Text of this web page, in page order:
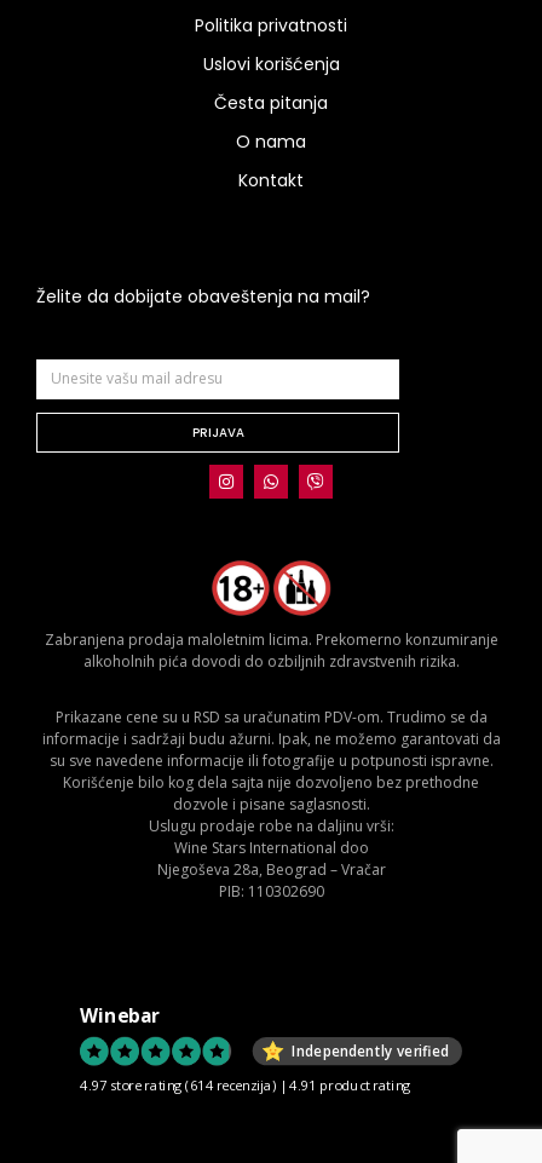
Politika privatnosti
Uslovi korišćenja
Česta pitanja
O nama
Kontakt
Želite da dobijate obaveštenja na mail?
PRIJAVA
Zabranjena prodaja maloletnim licima. Prekomerno konzumiranje
alkoholnih pića dovodi do ozbiljnih zdravstvenih rizika.
Prikazane cene su u RSD sa uračunatim PDV-om. Trudimo se da
informacije i sadržaji budu ažurni. Ipak, ne možemo garantovati da
su sve navedene informacije ili fotografije u potpunosti ispravne.
Korišćenje bilo kog dela sajta nije dozvoljeno bez prethodne
dozvole i pisane saglasnosti.
Uslugu prodaje robe na daljinu vrši:
Wine Stars International doo
Njegoševa 28a, Beograd – Vračar
PIB: 110302690
Winebar
Independently verified
4.97 store rating (614 recenzija) |4.91 product rating